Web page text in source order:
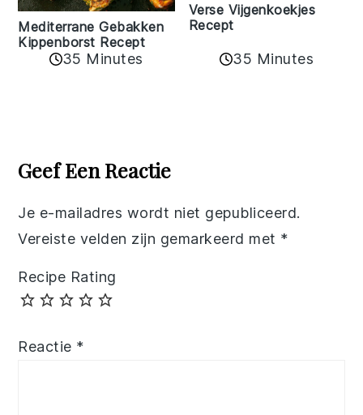
Mediterrane Gebakken
Kippenborst Recept
35 Minutes
Verse Vijgenkoekjes
Recept
35 Minutes
Interactions
Geef Een Reactie
Je e-mailadres wordt niet gepubliceerd.
Vereiste velden zijn gemarkeerd met *
Recipe Rating
Reactie *